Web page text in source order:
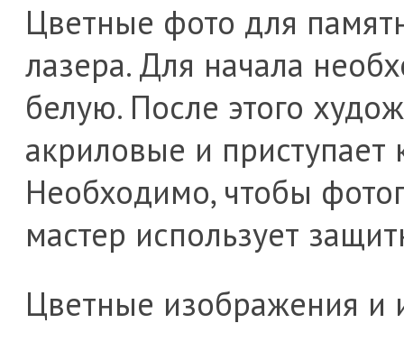
Цветные фото для
лазера. Для начала
белую. После этого
акриловые и приступает
Необходимо, чтобы
мастер использует
Цветные изображения и